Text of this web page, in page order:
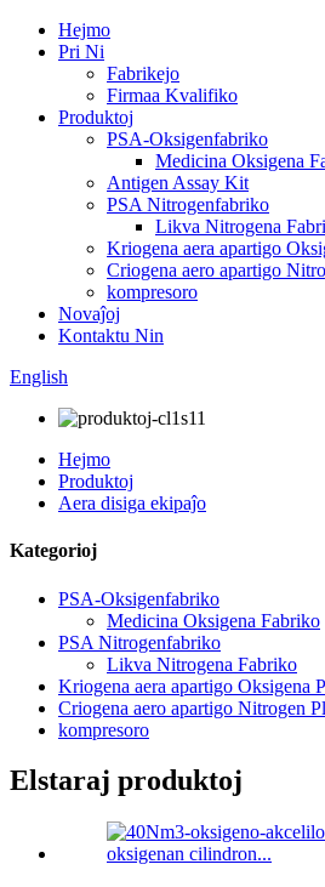
Hejmo
Pri Ni
Fabrikejo
Firmaa Kvalifiko
Produktoj
PSA-Oksigenfabriko
Medicina Oksigena
Antigen Assay Kit
PSA Nitrogenfabriko
Likva Nitrogena
Kriogena aera apartigo
Criogena aero apartigo
kompresoro
Novaĵoj
Kontaktu Nin
English
Hejmo
Produktoj
Aera disiga ekipaĵo
Kategorioj
PSA-Oksigenfabriko
Medicina Oksigena Fabriko
PSA Nitrogenfabriko
Likva Nitrogena Fabriko
Kriogena aera apartigo Oksigena
Criogena aero apartigo Nitrogen
kompresoro
Elstaraj produktoj